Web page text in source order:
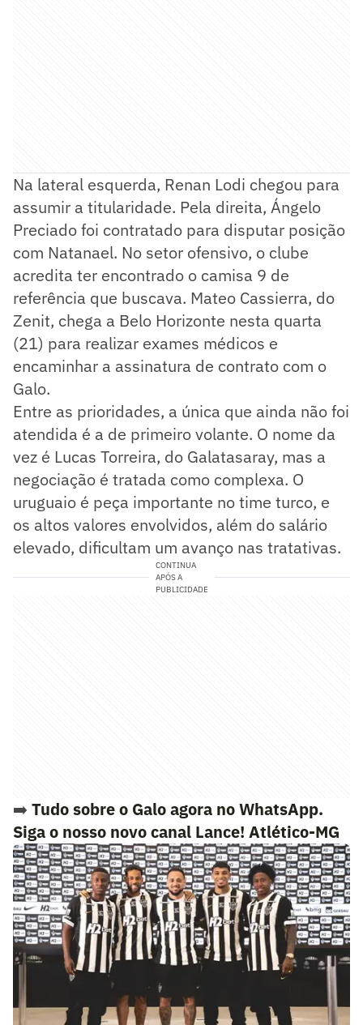
Na lateral esquerda, Renan Lodi chegou para
assumir a titularidade. Pela direita, Ángelo
Preciado foi contratado para disputar posição
com Natanael. No setor ofensivo, o clube
acredita ter encontrado o camisa 9 de
referência que buscava. Mateo Cassierra, do
Zenit, chega a Belo Horizonte nesta quarta
(21) para realizar exames médicos e
encaminhar a assinatura de contrato com o
Galo.
Entre as prioridades, a única que ainda não foi
atendida é a de primeiro volante. O nome da
vez é Lucas Torreira, do Galatasaray, mas a
negociação é tratada como complexa. O
uruguaio é peça importante no time turco, e
os altos valores envolvidos, além do salário
elevado, dificultam um avanço nas tratativas.
CONTINUA
APÓS A
PUBLICIDADE
➡️ Tudo sobre o Galo agora no WhatsApp.
Siga o nosso novo canal Lance! Atlético-MG